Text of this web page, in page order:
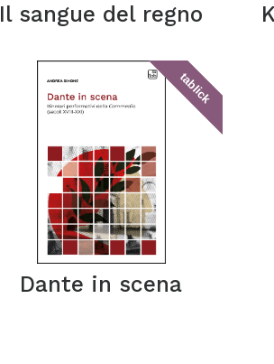
Il sangue del regno
tablick
Dante in scena